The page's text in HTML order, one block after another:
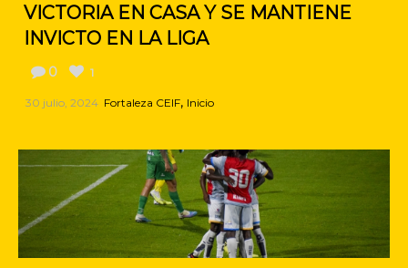
VICTORIA EN CASA Y SE MANTIENE
INVICTO EN LA LIGA
0 1
30 julio, 2024 Fortaleza CEIF, Inicio